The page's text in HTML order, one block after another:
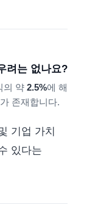
려는 없나요?
의 약 2.5%에 해
존재합니다.
기업 가치
있다는